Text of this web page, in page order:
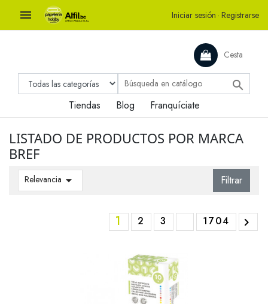
 Iniciar sesión · Registrarse
Cesta

Tiendas Blog Franquíciate
LISTADO DE PRODUCTOS POR MARCA
BREF
Relevancia  Filtrar
1 2 3 1704 